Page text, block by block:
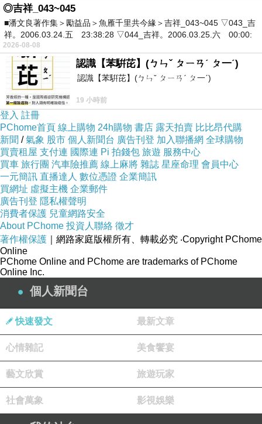
◎吉祥_043~045
■潘文良著作集＞勵益品＞魚雁千里共今緣＞吉祥_043~045 ▽043_吉
祥。2006.03.24.五 23:38:28 ▽044_吉祥。2006.03.25.六 00:00:
2026-08-08
認識【苯騈芘】(ㄅㄣˇ ㄆㄧㄢˊ ㄆ一ˊ)
認識【苯騈芘】(ㄅㄣˇ ㄆㄧㄢˊ ㄆ一ˊ)
19 小時前
登入 註冊
PChome首頁 線上購物 24h購物 書店 露天拍賣 比比昂代購
新聞 /氣象 股市 個人新聞台 廣告刊登 加入聯播網 全球購物
買賣租屋 支付連 國際連 Pi 拍錢包 旅遊 服務中心
買車 旅行團 汽車險推薦 線上麻將 雜誌 星座命理 會員中心
一元簡訊 直播達人 數位憑證 企業簡訊
買網址 虛擬主機 企業郵件
廣告刊登 隱私權聲明
消費者保護 兒童網路安全
About PChome 投資人聯絡 徵才
著作權保護 ｜網路家庭版權所有、轉載必究 ‧Copyright PChome
Online
PChome Online and PChome are trademarks of PChome
Online Inc.
個人新聞台
快速發文 最新文章
心情雜記 美食饗宴
藝文欣賞 旅遊玩家
社會萬象 影視娛樂